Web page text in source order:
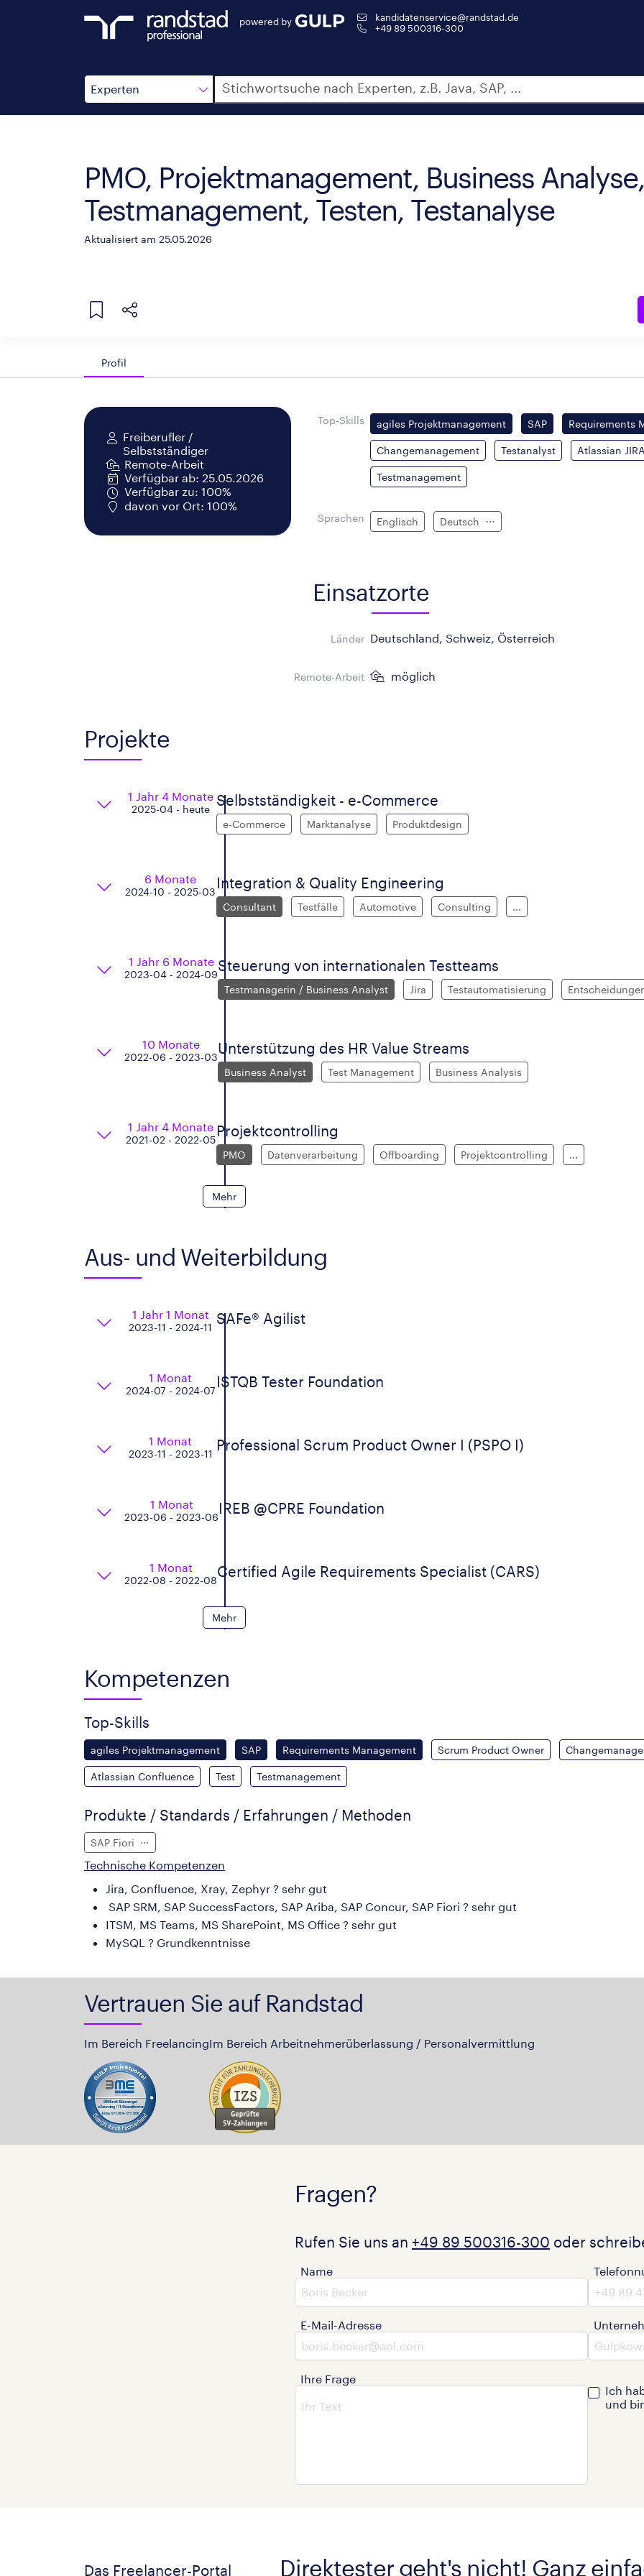
powered by
kandidatenservice@randstad.de
+49 89 500316-300
Experten
Suche
PMO, Projektmanagement, Business Analyse,
Testmanagement, Testen, Testanalyse
Aktualisiert am 25.05.2026
Profil
Freiberufler /
Selbstständiger
Remote-Arbeit
Verfügbar ab: 25.05.2026
Verfügbar zu: 100%
davon vor Ort: 100%
Top-Skills agiles Projektmanagement SAP Requirements
Changemanagement Testanalyst Atlassian JIRA
Testmanagement
Sprachen Englisch Deutsch
Einsatzorte
Länder Deutschland, Schweiz, Österreich
Remote-Arbeit möglich
Projekte
1 Jahr 4 Monate
2025-04 - heute
Selbstständigkeit - e-Commerce
e-Commerce Marktanalyse Produktdesign
6 Monate
2024-10 - 2025-03
Integration & Quality Engineering
Consultant Testfälle Automotive Consulting ...
1 Jahr 6 Monate
2023-04 - 2024-09
Steuerung von internationalen Testteams
Testmanagerin / Business Analyst Jira Testautomatisierung
10 Monate
2022-06 - 2023-03
Unterstützung des HR Value Streams
Business Analyst Test Management Business Analysis
1 Jahr 4 Monate
2021-02 - 2022-05
Projektcontrolling
PMO Datenverarbeitung Offboarding Projektcontrolling ...
Mehr
Aus- und Weiterbildung
1 Jahr 1 Monat
2023-11 - 2024-11
SAFe® Agilist
1 Monat
2024-07 - 2024-07
ISTQB Tester Foundation
1 Monat
2023-11 - 2023-11
Professional Scrum Product Owner I (PSPO I)
1 Monat
2023-06 - 2023-06
IREB @CPRE Foundation
1 Monat
2022-08 - 2022-08
Certified Agile Requirements Specialist (CARS)
Mehr
Kompetenzen
Top-Skills
agiles Projektmanagement SAP Requirements Management Scrum Product Owner
Atlassian Confluence Test Testmanagement
Produkte / Standards / Erfahrungen / Methoden
SAP Fiori
Technische Kompetenzen
Jira, Confluence, Xray, Zephyr ? sehr gut
SAP SRM, SAP SuccessFactors, SAP Ariba, SAP Concur, SAP Fiori ? sehr gut
ITSM, MS Teams, MS SharePoint, MS Office ? sehr gut
MySQL ? Grundkenntnisse
Vertrauen Sie auf Randstad
Im Bereich FreelancingIm Bereich Arbeitnehmerüberlassung / Personalvermittlung
Fragen?
Rufen Sie uns an +49 89 500316-300 oder
Name
E-Mail-Adresse
Ihre Frage
Ich
und
Das Freelancer-Portal Direktester geht's nicht! Ganz